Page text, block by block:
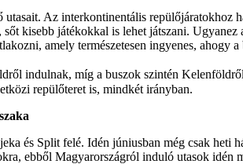
Az interkontinentális
kisebb játékokkal is lehet játszani.
amely természetesen ingyenes, ahogy
indulnak, míg a buszok szintén
repülőteret is, mindkét irányban.
és Split felé. Idén júniusban még csak heti
ebből Magyarországról induló utasok idén